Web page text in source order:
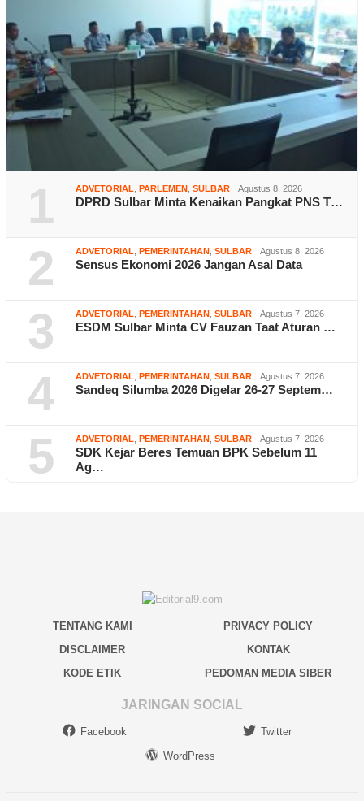
1 ADVETORIAL PARLEMEN SULBAR Agustus 8, 2026
DPRD Sulbar Minta Kenaikan Pangkat PNS T…
2 ADVETORIAL PEMERINTAHAN SULBAR Agustus 8, 2026
Sensus Ekonomi 2026 Jangan Asal Data
3 ADVETORIAL PEMERINTAHAN SULBAR Agustus 7, 2026
ESDM Sulbar Minta CV Fauzan Taat Aturan …
4 ADVETORIAL PEMERINTAHAN SULBAR Agustus 7, 2026
Sandeq Silumba 2026 Digelar 26-27 Septem…
5 ADVETORIAL PEMERINTAHAN SULBAR Agustus 7, 2026
SDK Kejar Beres Temuan BPK Sebelum 11
Ag…
TENTANG KAMI
PRIVACY POLICY
DISCLAIMER
KONTAK
KODE ETIK
PEDOMAN MEDIA SIBER
JARINGAN SOCIAL
Facebook
Twitter
WordPress